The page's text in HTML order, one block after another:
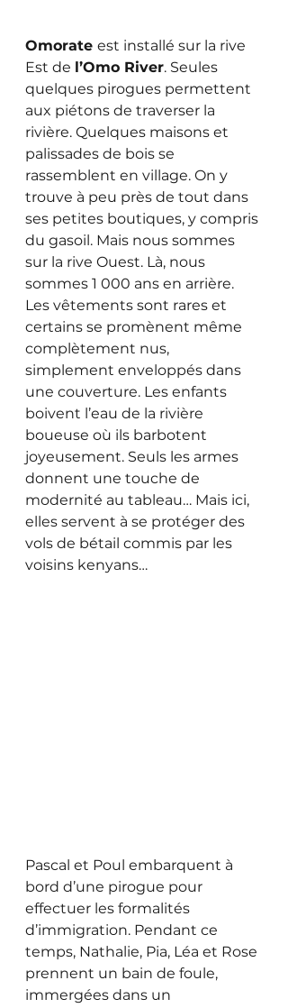
Omorate est installé sur la rive
Est de l’Omo River. Seules
quelques pirogues permettent
aux piétons de traverser la
rivière. Quelques maisons et
palissades de bois se
rassemblent en village. On y
trouve à peu près de tout dans
ses petites boutiques, y compris
du gasoil. Mais nous sommes
sur la rive Ouest. Là, nous
sommes 1 000 ans en arrière.
Les vêtements sont rares et
certains se promènent même
complètement nus,
simplement enveloppés dans
une couverture. Les enfants
boivent l’eau de la rivière
boueuse où ils barbotent
joyeusement. Seuls les armes
donnent une touche de
modernité au tableau… Mais ici,
elles servent à se protéger des
vols de bétail commis par les
voisins kenyans…
Pascal et Poul embarquent à
bord d’une pirogue pour
effectuer les formalités
d’immigration. Pendant ce
temps, Nathalie, Pia, Léa et Rose
prennent un bain de foule,
immergées dans un